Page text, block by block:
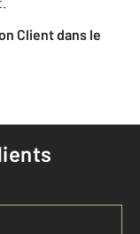
Client dans le